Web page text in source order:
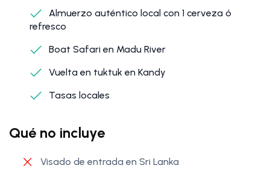
Almuerzo auténtico local con 1 cerveza ó
refresco
Boat Safari en Madu River
Vuelta en tuktuk en Kandy
Tasas locales
Qué no incluye
Visado de entrada en Sri Lanka